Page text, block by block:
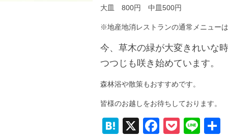
大皿 800円 中皿500円
※地産地消レストランの通常メニュー
今、草木の緑が大変きれいな時
つつじも咲き始めています。
森林浴や散策もおすすめです。
皆様のお越しをお待ちしております。
H
X
F
P
Li